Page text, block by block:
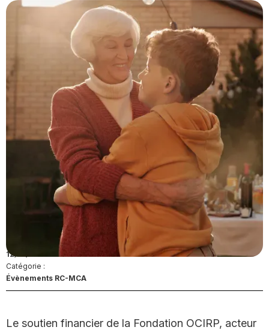
LE RC-MCA DÉPLOIE UN
PROGRAMME « PRÉVENTION
ET BIEN-ÊTRE »
INTERGÉNÉRATIONNEL
L’A-MCA
son Réseau citoyen (RC-MCA),
a répondu au mois de mai, à l’appel à projet
« Favoriser l’autonomie grâce au lien
intergénérationnel » de la Fondation OCIRP. La
convention, signée en décembre, est
l’occasion de déployer un programme
« prévention et bien-être » intergénérationnel.
Date de publication / évènement :
12/12/22
Catégorie :
Évènements RC-MCA
Le soutien financier de la Fondation OCIRP, acteur